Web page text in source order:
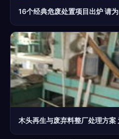
木头再生与废弃料整厂处理方